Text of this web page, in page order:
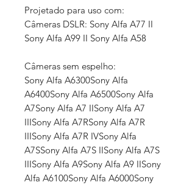
Projetado para uso com:
Câmeras DSLR: Sony Alfa A77 II
Sony Alfa A99 II Sony Alfa A58
Câmeras sem espelho:
Sony Alfa A6300Sony Alfa
A6400Sony Alfa A6500Sony Alfa
A7Sony Alfa A7 IISony Alfa A7
IIISony Alfa A7RSony Alfa A7R
IIISony Alfa A7R IVSony Alfa
A7SSony Alfa A7S IISony Alfa A7S
IIISony Alfa A9Sony Alfa A9 IISony
Alfa A6100Sony Alfa A6000Sony